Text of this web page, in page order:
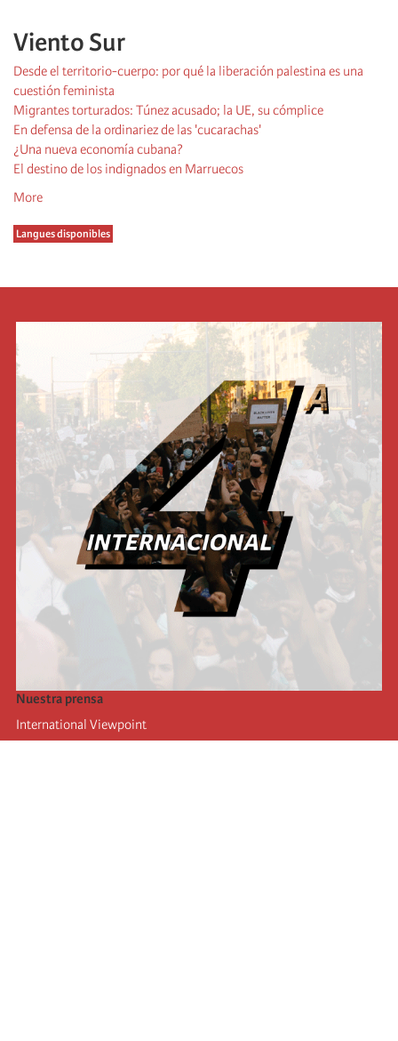
Viento Sur
Desde el territorio-cuerpo: por qué la liberación palestina es una
cuestión feminista
Migrantes torturados: Túnez acusado; la UE, su cómplice
En defensa de la ordinariez de las 'cucarachas'
¿Una nueva economía cubana?
El destino de los indignados en Marruecos
More
Langues disponibles
Nuestra prensa
International Viewpoint